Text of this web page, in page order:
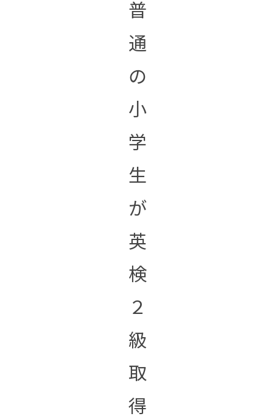
普
通
の
小
学
生
が
英
検
２
級
取
得